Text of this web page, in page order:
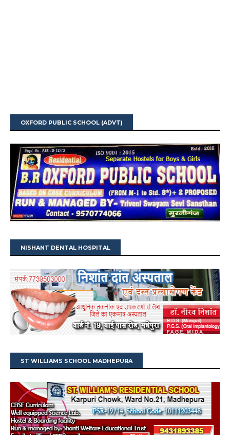
OXFORD PUBLIC SCHOOL (ADVT)
NISHANT DENTAL HOSPITAL
ST WILLIAMS SCHOOL MADHEPURA